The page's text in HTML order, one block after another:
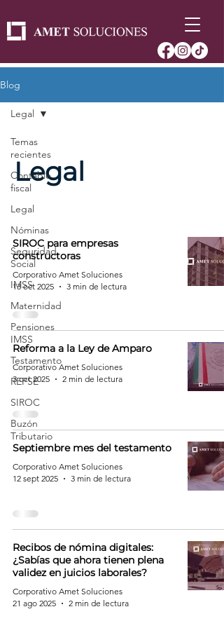
Blog
Temas
recientes
Contable
fiscal
Legal
Nóminas
Seguridad
Social
IMSS
Maternidad
Pensiones
IMSS
Testamento
REPSE
SIROC
Buzón
Tributario
Legal
Legal
SIROC para empresas
constructoras
Corporativo Amet Soluciones
13 oct 2025
3 min de lectura
Reforma a la Ley de Amparo
Corporativo Amet Soluciones
3 oct 2025
2 min de lectura
Septiembre mes del testamento
Corporativo Amet Soluciones
12 sept 2025
3 min de lectura
Recibos de nómina digitales:
¿Sabías que ahora tienen plena
validez en juicios laborales?
Corporativo Amet Soluciones
21 ago 2025
2 min de lectura